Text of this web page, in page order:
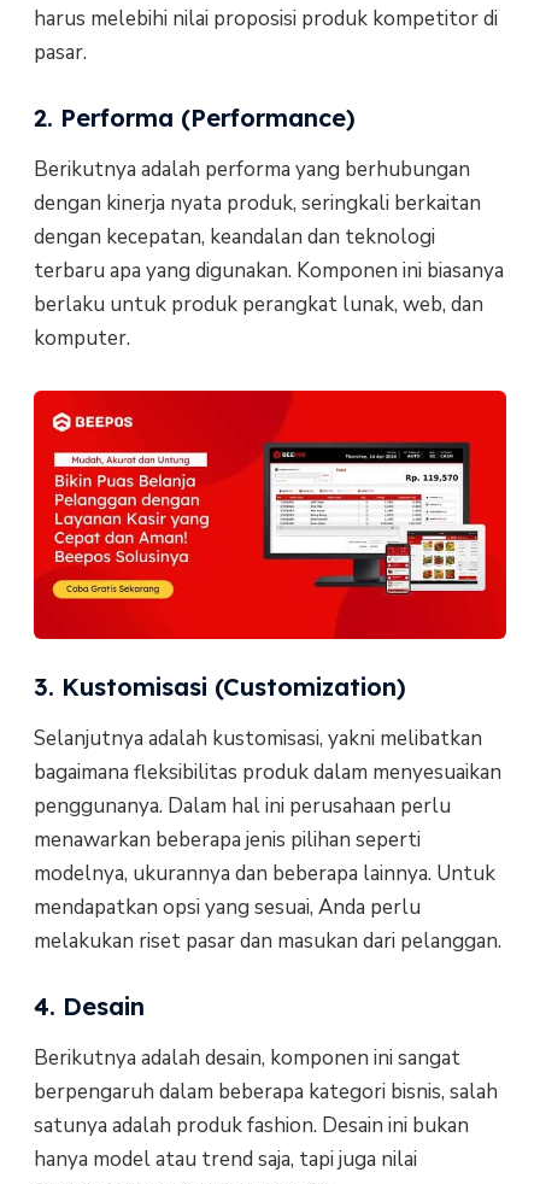
harus melebihi nilai proposisi produk kompetitor di
pasar.
2. Performa (Performance)
Berikutnya adalah performa yang berhubungan
dengan kinerja nyata produk, seringkali berkaitan
dengan kecepatan, keandalan dan teknologi
terbaru apa yang digunakan. Komponen ini biasanya
berlaku untuk produk perangkat lunak, web, dan
komputer.
3. Kustomisasi (Customization)
Selanjutnya adalah kustomisasi, yakni melibatkan
bagaimana fleksibilitas produk dalam menyesuaikan
penggunanya. Dalam hal ini perusahaan perlu
menawarkan beberapa jenis pilihan seperti
modelnya, ukurannya dan beberapa lainnya. Untuk
mendapatkan opsi yang sesuai, Anda perlu
melakukan riset pasar dan masukan dari pelanggan.
4. Desain
Berikutnya adalah desain, komponen ini sangat
berpengaruh dalam beberapa kategori bisnis, salah
satunya adalah produk fashion. Desain ini bukan
hanya model atau trend saja, tapi juga nilai